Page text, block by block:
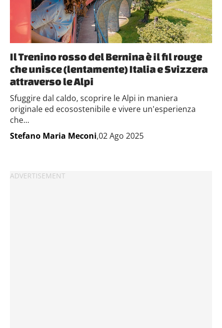
Il Trenino rosso del Bernina è il fil rouge
che unisce (lentamente) Italia e Svizzera
attraverso le Alpi
Sfuggire dal caldo, scoprire le Alpi in maniera
originale ed ecosostenibile e vivere un'esperienza
che...
Stefano Maria Meconi,02 Ago 2025